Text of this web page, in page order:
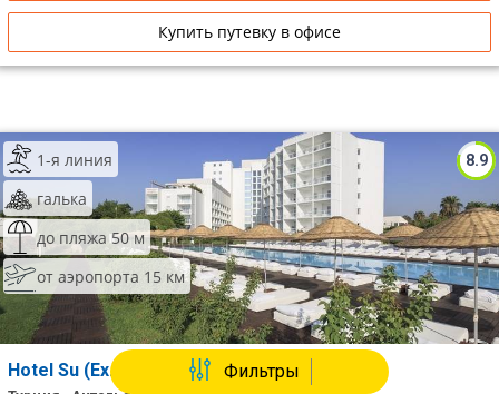
Купить путевку в офисе
8.9
1-я линия
галька
до пляжа 50 м
от аэропорта 15 км
Hotel Su (Ex. Hillside Su) Фильтры